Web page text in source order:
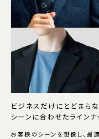
ビジネスだけにとどまらな
シーンに合わせたラインナ
お客様のシーンを想像し、最